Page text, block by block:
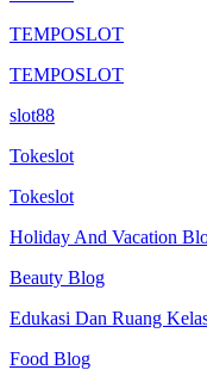
TEMPOSLOT
TEMPOSLOT
slot88
Tokeslot
Tokeslot
Holiday And Vacation
Beauty Blog
Edukasi Dan Ruang
Food Blog